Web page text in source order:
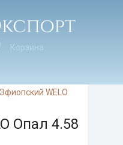
Корзина
Эфиопский WELO
Опал 4.58